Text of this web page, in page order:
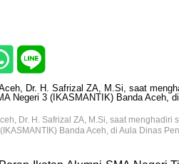
Dr. H. Safrizal ZA, M.Si, saat
Banda Aceh, di Aula Dinas